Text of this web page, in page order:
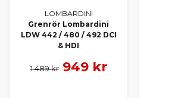
LOMBARDINI
Grenrör Lombardini
LDW 442 / 480 / 492 DCI
& HDI
1 489 kr 949 kr